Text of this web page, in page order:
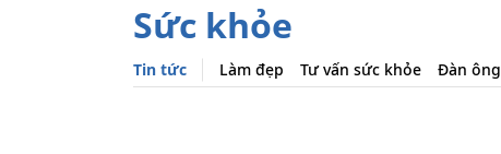
Sức khỏe
Tin tức Làm đẹp Tư vấn sức khỏe Đàn ông